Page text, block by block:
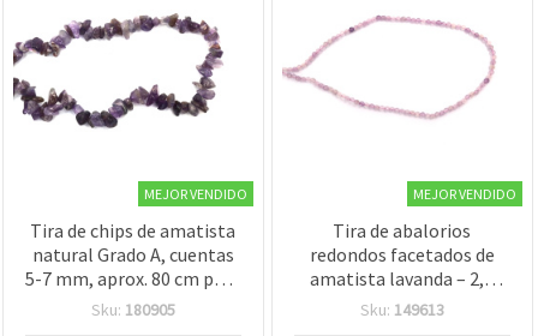
MEJOR VENDIDO
Tira de chips de amatista
natural Grado A, cuentas
5-7 mm, aprox. 80 cm para
bisutería y manualidades
Sku: 180905
MEJOR VENDIDO
Tira de abalorios
redondos facetados de
amatista lavanda – 2,5
mm, aprox. 165 piezas,
Sku: 149613